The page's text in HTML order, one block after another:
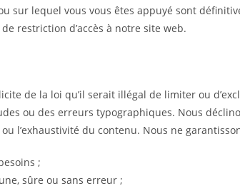
sur lequel vous vous êtes appuyé sont
restriction d’accès à notre site web.
de la loi qu’il serait illégal de limiter ou
ou des erreurs typographiques. Nous
l’exhaustivité du contenu. Nous ne
;
sûre ou sans erreur ;